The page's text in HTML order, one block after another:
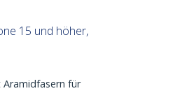
15 und höher,
Aramidfasern für